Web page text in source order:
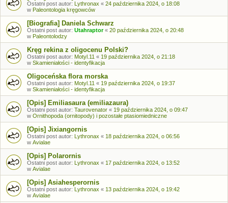
Ostatni post autor: Lythronax « 24 października 2024, o 18:08
w Paleontologia kręgowców
[Biografia] Daniela Schwarz
Ostatni post autor: Utahraptor« 20 października 2024, o 20:48
w Paleontolodzy
Kręg rekina z oligocenu Polski?
Ostatni post autor: Motyl.11 « 19 października 2024, o 21:18
w Skamieniałości - identyfikacja
Oligoceńska flora morska
Ostatni post autor: Motyl.11 « 19 października 2024, o 19:37
w Skamieniałości - identyfikacja
[Opis] Emiliasaura (emiliazaura)
Ostatni post autor: Taurovenator « 19 października 2024, o 09:47
w Ornithopoda (ornitopody) i pozostałe ptasiomiedniczne
[Opis] Jixiangornis
Ostatni post autor: Lythronax « 18 października 2024, o 06:56
w Avialae
[Opis] Polarornis
Ostatni post autor: Lythronax « 17 października 2024, o 13:52
w Avialae
[Opis] Asiahesperornis
Ostatni post autor: Lythronax « 13 października 2024, o 19:42
w Avialae